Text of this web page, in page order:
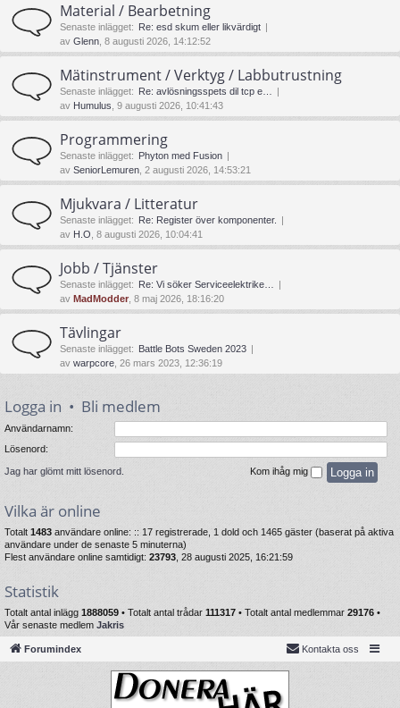
Material / Bearbetning
Senaste inlägget: Re: esd skum eller likvärdigt
av Glenn , 8 augusti 2026, 14:12:52
Mätinstrument / Verktyg / Labbutrustning
Senaste inlägget: Re: avlösningsspets dil tcp e…
av Humulus , 9 augusti 2026, 10:41:43
Programmering
Senaste inlägget: Phyton med Fusion
av SeniorLemuren , 2 augusti 2026, 14:53:21
Mjukvara / Litteratur
Senaste inlägget: Re: Register över komponenter.
av H.O , 8 augusti 2026, 10:04:41
Jobb / Tjänster
Senaste inlägget: Re: Vi söker Serviceelektrike…
av MadModder , 8 maj 2026, 18:16:20
Tävlingar
Senaste inlägget: Battle Bots Sweden 2023
av warpcore , 26 mars 2023, 12:36:19
Logga in • Bli medlem
Användarnamn:
Lösenord:
Jag har glömt mitt lösenord. Kom ihåg mig
Vilka är online
Totalt 1483 användare online: :: 17 registrerade, 1 dold och 1465 gäster (baserat på aktiva
användare under de senaste 5 minuterna)
Flest användare online samtidigt: 23793 , 28 augusti 2025, 16:21:59
Statistik
Totalt antal inlägg 1888059 • Totalt antal trådar 111317 • Totalt antal medlemmar 29176 •
Vår senaste medlem Jakris
Forumindex Kontakta oss